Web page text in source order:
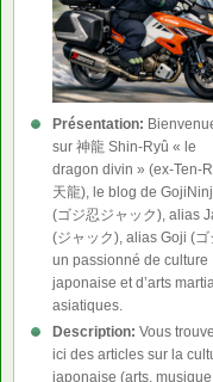
Présentation:
sur 神龍 Shin-Ryû « le
dragon divin » (ex-Ten-
天龍), le blog de
(ゴジ忍ジャック), alias
(ジャック), alias Goji (ゴ
un passionné de culture
japonaise et d’arts
asiatiques.
Description: Vous
ici des articles sur la
japonaise (arts,